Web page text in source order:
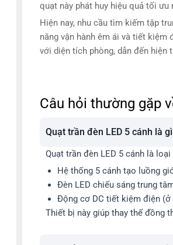
quạt này phát huy hiệu quả tối
Hiện nay, nhu cầu tìm kiếm tập
năng vận hành êm ái và tiết
với diện tích phòng, dẫn đến hiện
Câu hỏi thường gặp
Quạt trần đèn LED 5 cánh là
Quạt trần đèn LED 5 cánh là
Hệ thống 5 cánh tạo luồng
Đèn LED chiếu sáng trung
Động cơ DC tiết kiệm điện (ở
Thiết bị này giúp thay thế đồng